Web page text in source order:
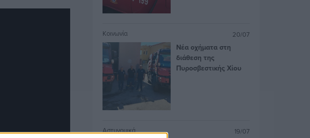
Κοινωνία 20/07
Νέα οχήματα στη
διάθεση της
Πυροσβεστικής Χίου
Αστυνομικά 19/07